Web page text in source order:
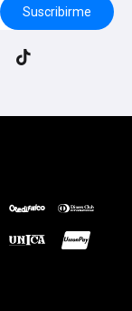
Suscribirme
